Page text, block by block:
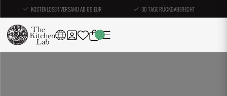
KOSTENLOSER VERSAND AB 69 EUR 30 TAGE RÜCKGABERECHT